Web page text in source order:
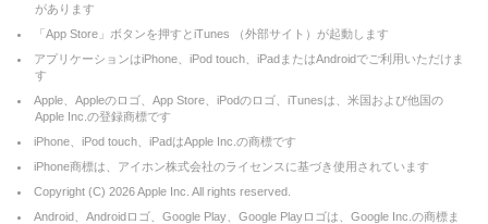
があります
「App Store」ボタンを押すとiTunes （外部サイト）が起動します
アプリケーションはiPhone、iPod touch、iPadまたはAndroidでご利用いただけま
す
Apple、Appleのロゴ、App Store、iPodのロゴ、iTunesは、米国および他国の
Apple Inc.の登録商標です
iPhone、iPod touch、iPadはApple Inc.の商標です
iPhone商標は、アイホン株式会社のライセンスに基づき使用されています
Copyright (C) 2026Apple Inc. All rights reserved.
Android、Androidロゴ、Google Play、Google Playロゴは、Google Inc.の商標ま